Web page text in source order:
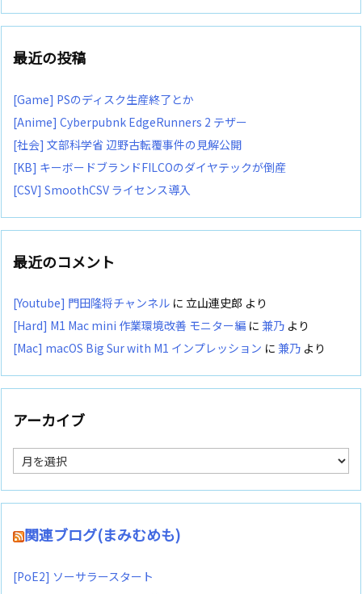
最近の投稿
[Game] PSのディスク生産終了とか
[Anime] Cyberpubnk EdgeRunners 2 テザー
[社会] 文部科学省 辺野古転覆事件の見解公開
[KB] キーボードブランドFILCOのダイヤテックが倒産
[CSV] SmoothCSV ライセンス導入
最近のコメント
[Youtube] 門田隆将チャンネル に 立山連史郎 より
[Hard] M1 Mac mini 作業環境改善 モニター編 に 兼乃 より
[Mac] macOS Big Sur with M1 インプレッション に 兼乃 より
アーカイブ
ア
ー
カ
イ
関連ブログ(まみむめも)
[PoE2] ソーサラースタート